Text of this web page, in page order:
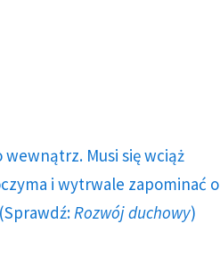
wewnątrz. Musi się wciąż
i wytrwale zapominać o
Rozwój duchowy)